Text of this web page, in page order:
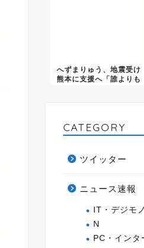
へずまりゅう、地震受け
熊本に支援へ「誰よりも
CATEGORY
ツイッター
ニュース速報
IT・デジモノ
N
PC・インタ